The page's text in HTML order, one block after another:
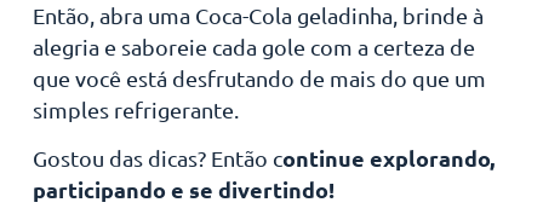
Então, abra uma Coca-Cola geladinha, brinde à
alegria e saboreie cada gole com a certeza de
que você está desfrutando de mais do que um
simples refrigerante.
Gostou das dicas? Então continue explorando,
participando e se divertindo!